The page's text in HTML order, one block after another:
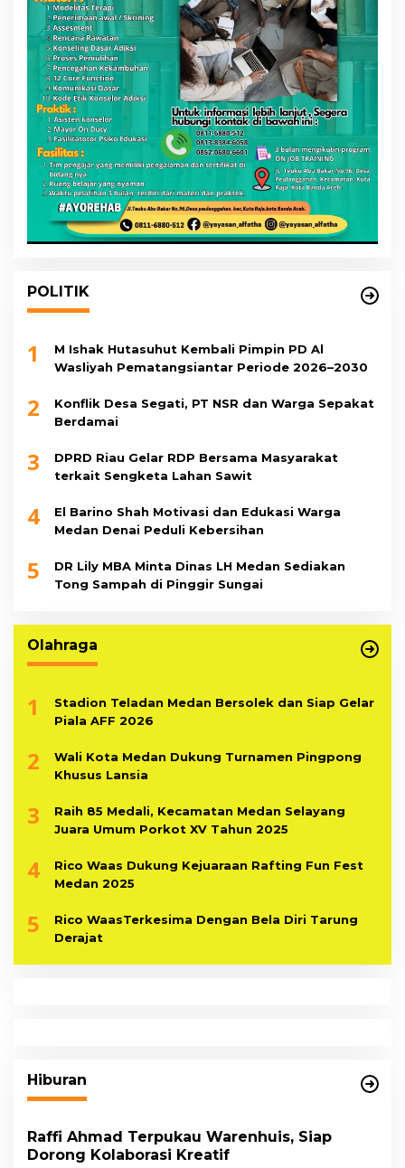
POLITIK
1
M Ishak Hutasuhut Kembali Pimpin PD Al
Wasliyah Pematangsiantar Periode 2026–2030
2
Konflik Desa Segati, PT NSR dan Warga Sepakat
Berdamai
3
DPRD Riau Gelar RDP Bersama Masyarakat
terkait Sengketa Lahan Sawit
4
El Barino Shah Motivasi dan Edukasi Warga
Medan Denai Peduli Kebersihan
5
DR Lily MBA Minta Dinas LH Medan Sediakan
Tong Sampah di Pinggir Sungai
Olahraga
1
Stadion Teladan Medan Bersolek dan Siap Gelar
Piala AFF 2026
2
Wali Kota Medan Dukung Turnamen Pingpong
Khusus Lansia
3
Raih 85 Medali, Kecamatan Medan Selayang
Juara Umum Porkot XV Tahun 2025
4
Rico Waas Dukung Kejuaraan Rafting Fun Fest
Medan 2025
5
Rico WaasTerkesima Dengan Bela Diri Tarung
Derajat
Hiburan
Raffi Ahmad Terpukau Warenhuis, Siap
Dorong Kolaborasi Kreatif